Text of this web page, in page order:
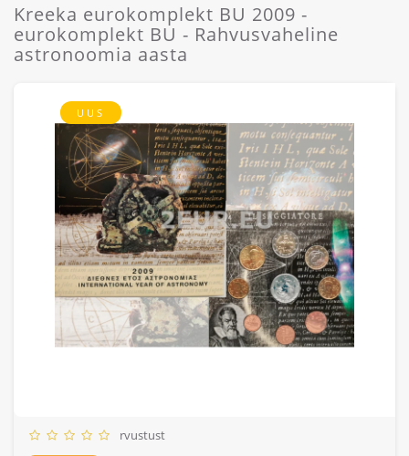
Kreeka eurokomplekt BU 2009 -
eurokomplekt BU - Rahvusvaheline
astronoomia aasta
UUS
rvustust